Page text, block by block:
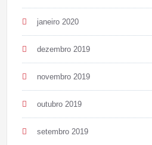
janeiro 2020
dezembro 2019
novembro 2019
outubro 2019
setembro 2019